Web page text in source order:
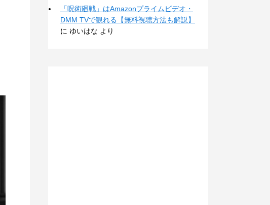
「呪術廻戦」はAmazonプライムビデオ・
DMM TVで観れる【無料視聴方法も解説】
に ゆいはな より